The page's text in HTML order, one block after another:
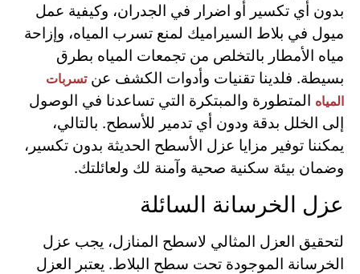
بدون أي تكسير أو اضرار في الجدران، وكيفية عمل
ميول في بلاط السيراميك لمنع تسرب المياه، وإزاحة
مياه الأمطار بالتخلص من تجمعات المياه بطرق
بسيطة. فلدينا تقنيات وأدوات الكشف عنتسربات
المياه المتطورة والمبتكرة التي تساعدنا في الوصول
إلى الخلل بدقة ودون أي تدمير للأسطح. بالتالي،
يمكننا توفير مزايا عزل الأسطح الحديثة بدون تكسير،
وضمان بيئة سكنية صحية وآمنة لك ولعائلتك.
عزل الخرسانة السائلة
لتحقيق العزل المثالي لاسطح المنازل، يجب عزل
الخرسانة الموجودة تحت سطح البلاط. يعتبر العزل